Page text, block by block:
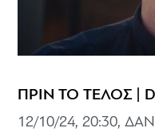
ΠΡΙΝ ΤΟ ΤΕΛΟΣ |
12/10/24, 20:30,